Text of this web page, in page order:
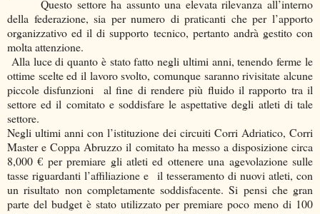
Questo settore ha assunto una elevata rilevanza all’interno
della federazione, sia per numero di praticanti che per l’apporto
organizzativo ed il di supporto tecnico, pertanto andrà gestito con
molta attenzione.
Alla luce di quanto è stato fatto negli ultimi anni, tenendo ferme le
ottime scelte ed il lavoro svolto, comunque saranno rivisitate alcune
piccole disfunzioni al fine di rendere più fluido il rapporto tra il
settore ed il comitato e soddisfare le aspettative degli atleti di tale
settore.
Negli ultimi anni con l’istituzione dei circuiti Corri Adriatico, Corri
Master e Coppa Abruzzo il comitato ha messo a disposizione circa
8,000 € per premiare gli atleti ed ottenere una agevolazione sulle
tasse riguardanti l’affiliazione e il tesseramento di nuovi atleti, con
un risultato non completamente soddisfacente. Si pensi che gran
parte del budget è stato utilizzato per premiare poco meno di 100